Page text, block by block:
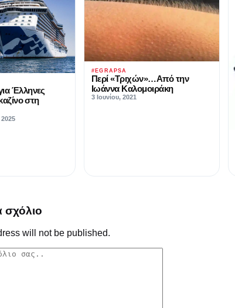
Έλληνες
στη
#EGRAPSA
Περί «Τριχών»…Από την
Ιωάννα Καλομοιράκη
3 Ιουνίου, 2021
σχόλιο
will not be published.